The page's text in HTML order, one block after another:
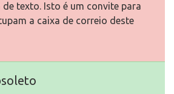
texto. Isto é um convite para
a caixa de correio deste